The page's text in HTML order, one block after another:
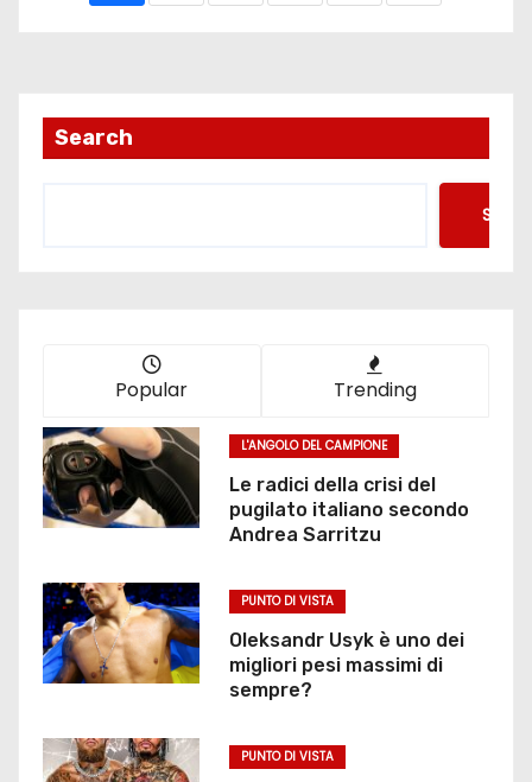
Search
Popular Trending
L'ANGOLO DEL CAMPIONE
Le radici della crisi del
pugilato italiano secondo
Andrea Sarritzu
PUNTO DI VISTA
Oleksandr Usyk è uno dei
migliori pesi massimi di
sempre?
PUNTO DI VISTA